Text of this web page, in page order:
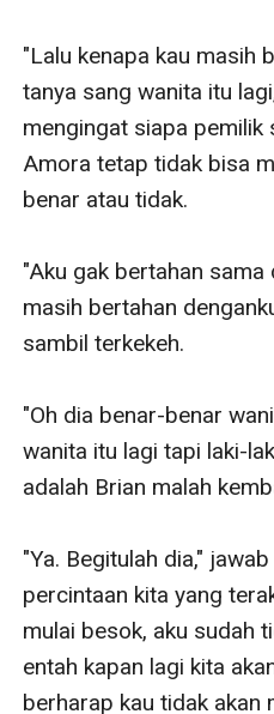
"Lalu kenapa kau masih
tanya sang wanita itu
mengingat siapa pemilik
Amora tetap tidak bisa
benar atau tidak.
"Aku gak bertahan
masih bertahan
sambil terkekeh.
"Oh dia benar-benar
wanita itu lagi tapi laki-
adalah Brian malah
"Ya. Begitulah dia,"
percintaan kita yang
mulai besok, aku sudah
entah kapan lagi kita
berharap kau tidak akan